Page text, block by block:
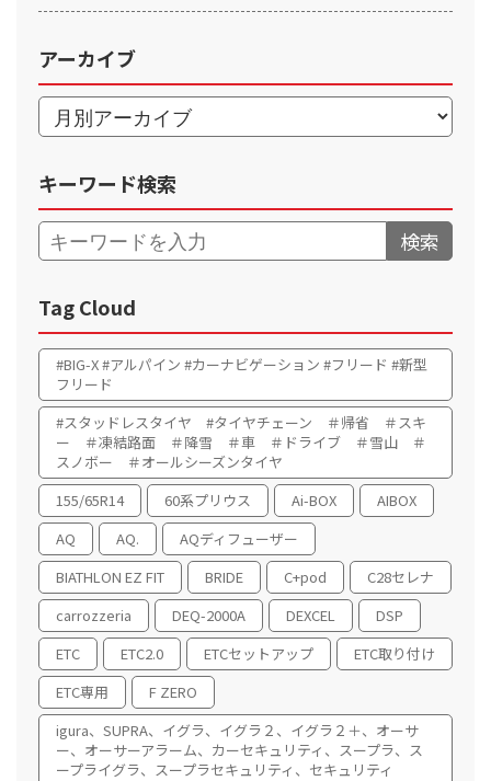
アーカイブ
キーワード検索
検索
Tag Cloud
#BIG-X #アルパイン #カーナビゲーション #フリード #新型
フリード
#スタッドレスタイヤ #タイヤチェーン ＃帰省 ＃スキ
ー ＃凍結路面 ＃降雪 ＃車 ＃ドライブ ＃雪山 ＃
スノボー ＃オールシーズンタイヤ
155/65R14
60系プリウス Ai-BOX
AIBOX
AQ
AQ.
AQディフューザー
BIATHLON EZ FIT
BRIDE C+pod
C28セレナ
carrozzeria
DEQ-2000A DEXCEL
DSP
ETC
ETC2.0 ETCセットアップ
ETC取り付け
ETC専用
F ZERO
igura、SUPRA、イグラ、イグラ２、イグラ２＋、オーサ
ー、オーサーアラーム、カーセキュリティ、スープラ、ス
ープライグラ、スープラセキュリティ、セキュリティ